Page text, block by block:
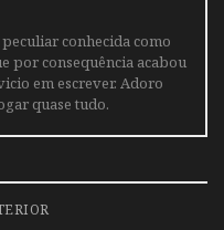
peculiar conhecida como
por consequência acabou
em escrever. Adoro
quase tudo.